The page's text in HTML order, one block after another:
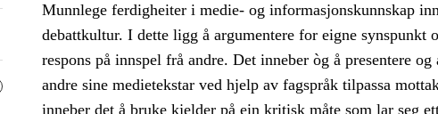
Munnlege ferdigheiter i medie- og informasjonskunnskap
debattkultur. I dette ligg å argumentere for eigne synspunkt
respons på innspel frå andre. Det inneber òg å presentere og
andre sine medietekstar ved hjelp av fagspråk tilpassa
inneber det å bruke kjelder på ein kritisk måte som lar seg